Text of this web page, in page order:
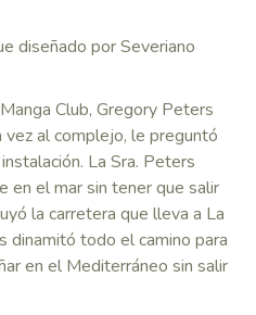
diseñado por Severiano
Club, Gregory Peters
al complejo, le preguntó
La Sra. Peters
en el mar sin tener que salir
la carretera que lleva a La
dinamitó todo el camino para
en el Mediterráneo sin salir